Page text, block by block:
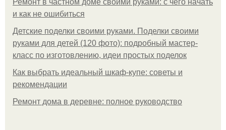
Ремонт в частном доме своими руками: с чего начать
и как не ошибиться
Детские поделки своими руками. Поделки своими
руками для детей (120 фото): подробный мастер-
класс по изготовлению, идеи простых поделок
Как выбрать идеальный шкаф-купе: советы и
рекомендации
Ремонт дома в деревне: полное руководство